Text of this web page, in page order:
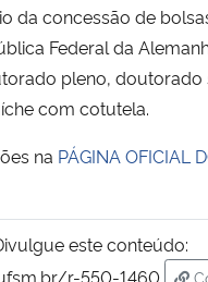
da concessão de
Federal da
pleno, doutorado
com cotutela.
na PÁGINA OFICIAL
este conteúdo:
r-550-1460